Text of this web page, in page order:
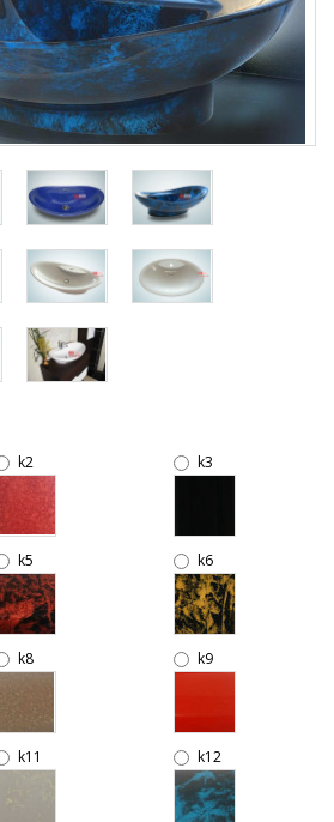
k2 k3
k5 k6
k8 k9
k11 k12